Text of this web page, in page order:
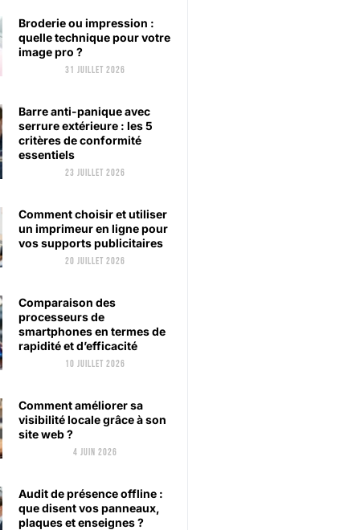
Broderie ou impression :
quelle technique pour votre
image pro ?
31 juillet 2026
Barre anti-panique avec
serrure extérieure : les 5
critères de conformité
essentiels
23 juillet 2026
Comment choisir et utiliser
un imprimeur en ligne pour
vos supports publicitaires
20 juillet 2026
Comparaison des
processeurs de
smartphones en termes de
rapidité et d’efficacité
10 juillet 2026
Comment améliorer sa
visibilité locale grâce à son
site web ?
4 juin 2026
Audit de présence offline :
que disent vos panneaux,
plaques et enseignes ?